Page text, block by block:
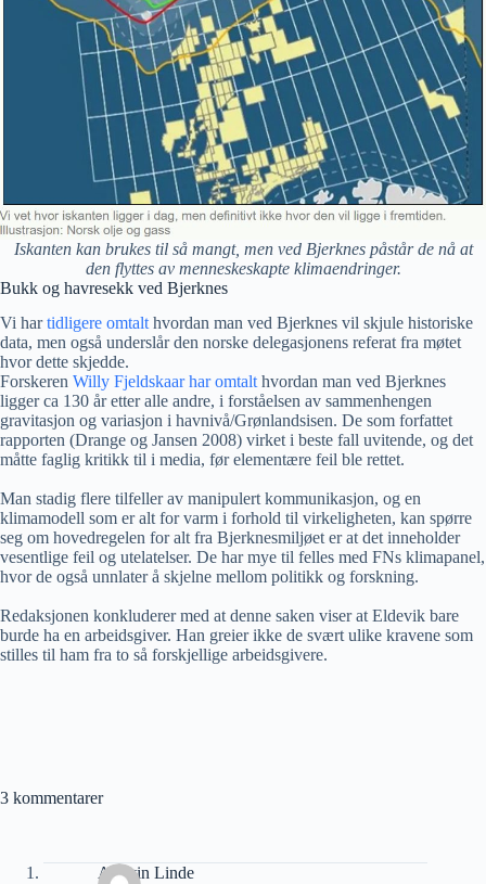
Iskanten kan brukes til så mangt, men ved Bjerknes påstår de nå at
den flyttes av menneskeskapte klimaendringer.
Bukk og havresekk ved Bjerknes
Vi hartidligere omtalt hvordan man ved Bjerknes vil skjule historiske
data, men også underslår den norske delegasjonens referat fra møtet
hvor dette skjedde.
Forskeren Willy Fjeldskaar har omtalt hvordan man ved Bjerknes
ligger ca 130 år etter alle andre, i forståelsen av sammenhengen
gravitasjon og variasjon i havnivå/Grønlandsisen. De som forfattet
rapporten (Drange og Jansen 2008) virket i beste fall uvitende, og det
måtte faglig kritikk til i media, før elementære feil ble rettet.
Man stadig flere tilfeller av manipulert kommunikasjon, og en
klimamodell som er alt for varm i forhold til virkeligheten, kan spørre
seg om hovedregelen for alt fra Bjerknesmiljøet er at det inneholder
vesentlige feil og utelatelser. De har mye til felles med FNs klimapanel,
hvor de også unnlater å skjelne mellom politikk og forskning.
Redaksjonen konkluderer med at denne saken viser at Eldevik bare
burde ha en arbeidsgiver. Han greier ikke de svært ulike kravene som
stilles til ham fra to så forskjellige arbeidsgivere.
3 kommentarer
Audvin Linde